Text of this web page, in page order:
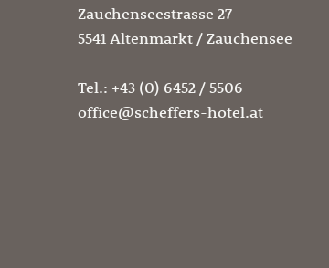
Zauchenseestrasse 27
5541 Altenmarkt / Zauchensee
Tel.: +43 (0) 6452 / 5506
office@scheffers-hotel.at